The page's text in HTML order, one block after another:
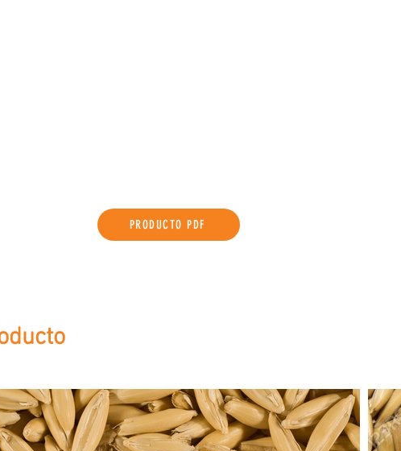
PRODUCTO PDF